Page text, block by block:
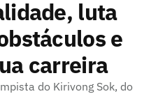
luta
e
carreira
do Kirivong Sok, do